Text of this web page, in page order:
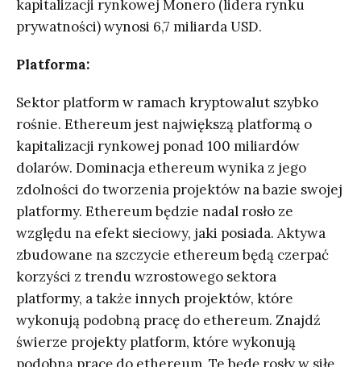
kapitalizacji rynkowej Monero (lidera rynku
prywatności) wynosi 6,7 miliarda USD.
Platforma:
Sektor platform w ramach kryptowalut szybko
rośnie. Ethereum jest największą platformą o
kapitalizacji rynkowej ponad 100 miliardów
dolarów. Dominacja ethereum wynika z jego
zdolności do tworzenia projektów na bazie swojej
platformy. Ethereum będzie nadal rosło ze
względu na efekt sieciowy, jaki posiada. Aktywa
zbudowane na szczycie ethereum będą czerpać
korzyści z trendu wzrostowego sektora
platformy, a także innych projektów, które
wykonują podobną pracę do ethereum. Znajdź
świerze projekty platform, które wykonują
podobną pracę do ethereum. Te będę rosły w siłę